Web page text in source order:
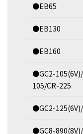
●EB65
●EB130
●EB160
●GC2-
105/CR-225
●GC2-
●GC8-